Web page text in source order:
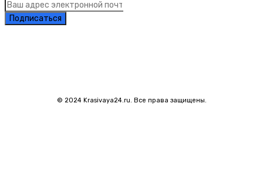
Подписаться
© 2024 Krasivaya24.ru. Все права защищены.